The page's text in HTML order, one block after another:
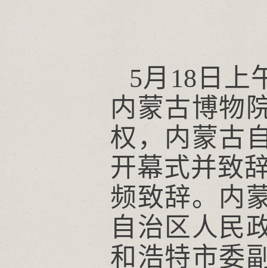
5月18日上
内蒙古博物
权，内蒙古
开幕式并致
频致辞。内
自治区人民
和浩特市委